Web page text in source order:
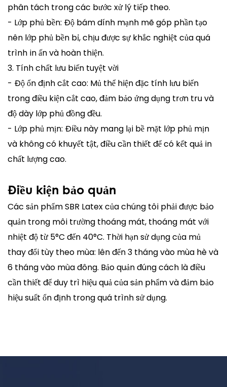
phân tách trong các bước xử lý tiếp theo.
- Lớp phủ bền: Độ bám dính mạnh mẽ góp phần tạo
nên lớp phủ bền bỉ, chịu được sự khắc nghiệt của quá
trình in ấn và hoàn thiện.
3. Tính chất lưu biến tuyệt vời
- Độ ổn định cắt cao: Mủ thể hiện đặc tính lưu biến
trong điều kiện cắt cao, đảm bảo ứng dụng trơn tru và
độ dày lớp phủ đồng đều.
- Lớp phủ mịn: Điều này mang lại bề mặt lớp phủ mịn
và không có khuyết tật, điều cần thiết để có kết quả in
chất lượng cao.
Điều kiện bảo quản
Các sản phẩm SBR Latex của chúng tôi phải được bảo
quản trong môi trường thoáng mát, thoáng mát với
nhiệt độ từ 5°C đến 40°C. Thời hạn sử dụng của mủ
thay đổi tùy theo mùa: lên đến 3 tháng vào mùa hè và
6 tháng vào mùa đông. Bảo quản đúng cách là điều
cần thiết để duy trì hiệu quả của sản phẩm và đảm bảo
hiệu suất ổn định trong quá trình sử dụng.